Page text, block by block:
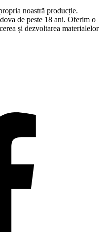
noastră producție.
de peste 18 ani. Oferim o
și dezvoltarea materialelor